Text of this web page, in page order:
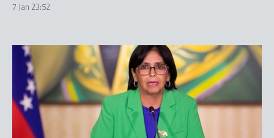
7 Jan 23:52